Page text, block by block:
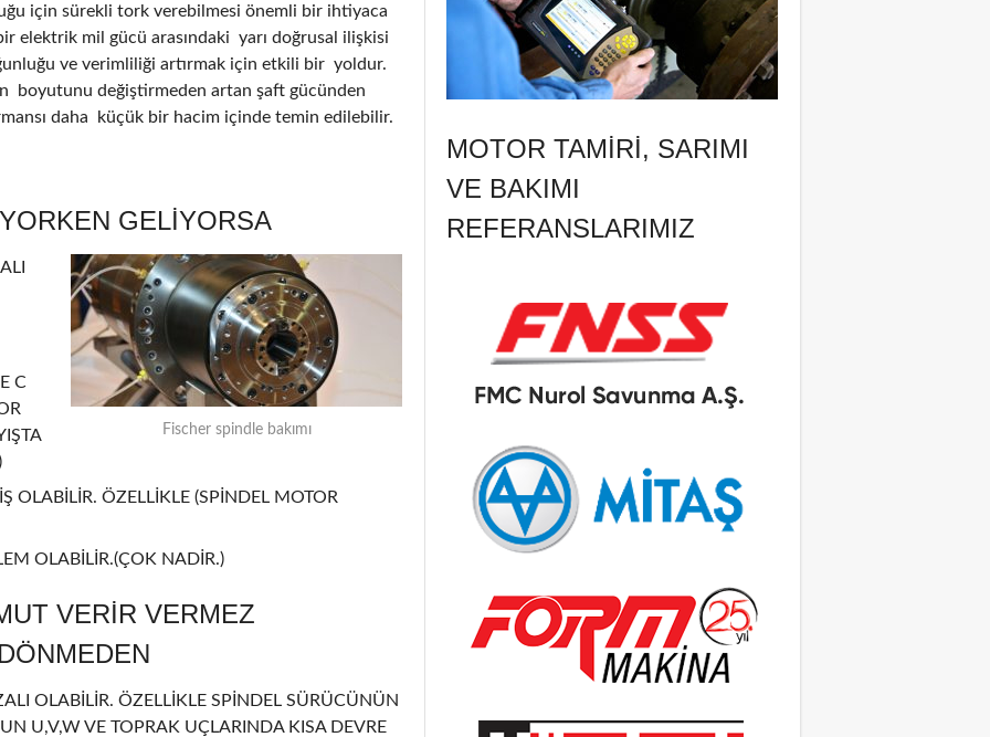
için sürekli tork verebilmesi önemli bir ihtiyaca
elektrik mil gücü arasındaki yarı doğrusal ilişkisi
ve verimliliği artırmak için etkili bir yoldur.
boyutunu değiştirmeden artan şaft gücünden
daha küçük bir hacim içinde temin edilebilir.
GELİYORSA
Fischer spindle bakımı
C
OLABİLİR. ÖZELLİKLE (SPİNDEL MOTOR
OLABİLİR.(ÇOK NADİR.)
VERİR VERMEZ
OLABİLİR. ÖZELLİKLE SPİNDEL SÜRÜCÜNÜN
U,V,W VE TOPRAK UÇLARINDA KISA DEVRE
MOTOR TAMIRI, SARIMI
VE BAKIMI
REFERANSLARIMIZ